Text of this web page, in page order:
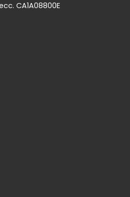
CA1A08800E